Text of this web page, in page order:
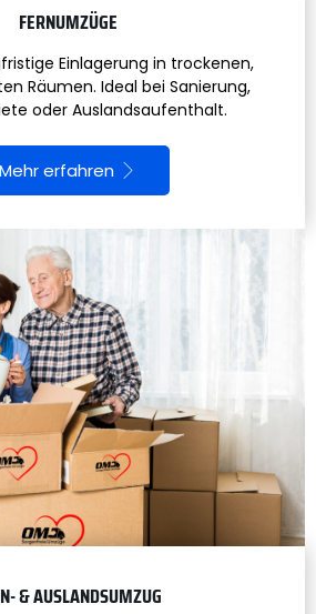
FERNUMZÜGE
Einlagerung in trockenen,
Räumen. Ideal bei Sanierung,
oder Auslandsaufenthalt.
Mehr erfahren
& AUSLANDSUMZUG